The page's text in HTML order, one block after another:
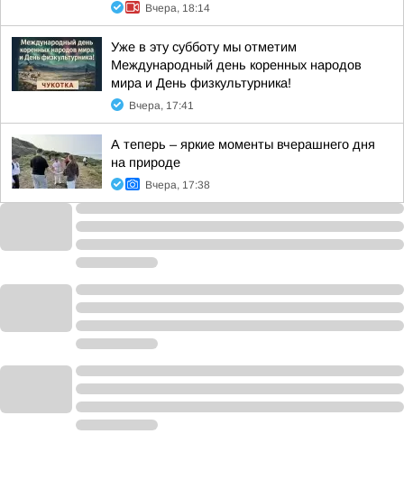
Вчера, 18:14
Уже в эту субботу мы отметим
Международный день коренных народов
мира и День физкультурника!
Вчера, 17:41
А теперь – яркие моменты вчерашнего дня
на природе
Вчера, 17:38